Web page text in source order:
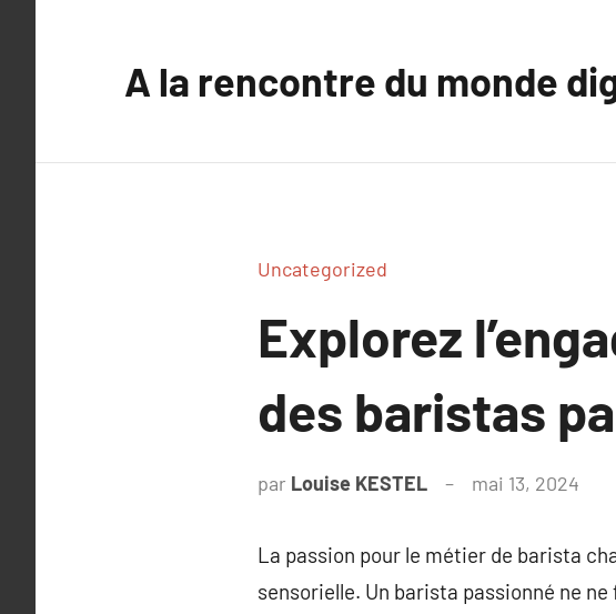
A la rencontre du monde
Uncategorized
Explorez
des baristas
par Louise KESTEL mai 13, 2024
La passion pour le métier de barista
sensorielle. Un barista passionné ne